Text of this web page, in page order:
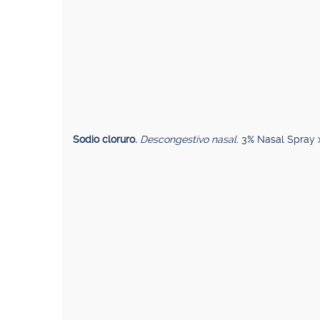
Sodio cloruro. Descongestivo nasal. 3% Nasal Spray